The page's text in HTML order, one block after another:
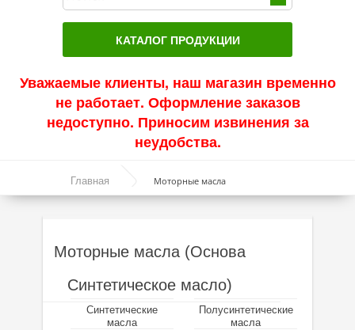
КАТАЛОГ ПРОДУКЦИИ
Актуальные продукты
Акции
Синтетические масла
Минеральные масла
Масло с молибденом
Линейка масел Molygen
Уважаемые клиенты, наш магазин временно
не работает. Оформление заказов
недоступно. Приносим извинения за
неудобства.
Главная Моторные масла
Моторные масла (Основа
Синтетическое масло)
Синтетические
масла
Полусинтетические
масла